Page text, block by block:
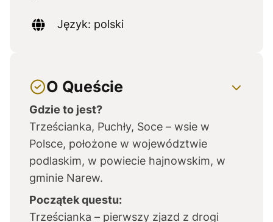
Język: polski
O Queście
Gdzie to jest?
Trześcianka, Puchły, Soce – wsie w
Polsce, położone w województwie
podlaskim, w powiecie hajnowskim, w
gminie Narew.
Początek questu:
Trześcianka – pierwszy zjazd z drogi